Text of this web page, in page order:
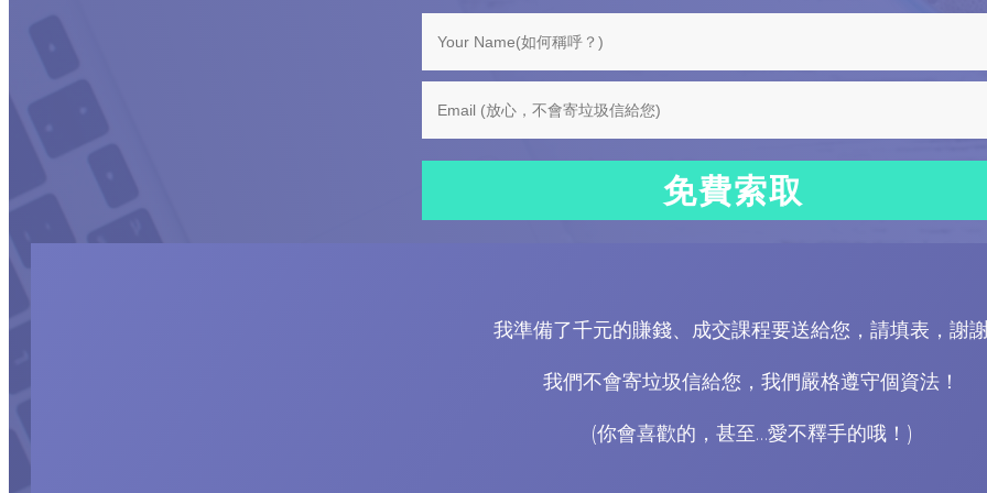
免費索取
我準備了千元的賺錢、成交課程要送給您，請填表，謝
我們不會寄垃圾信給您，我們嚴格遵守個資法！
(你會喜歡的，甚至…愛不釋手的哦！)